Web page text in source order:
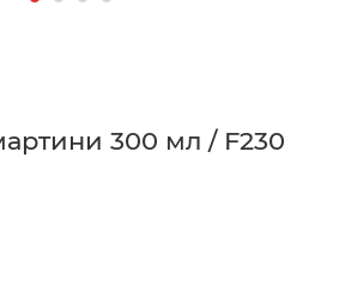
300 мл / F230